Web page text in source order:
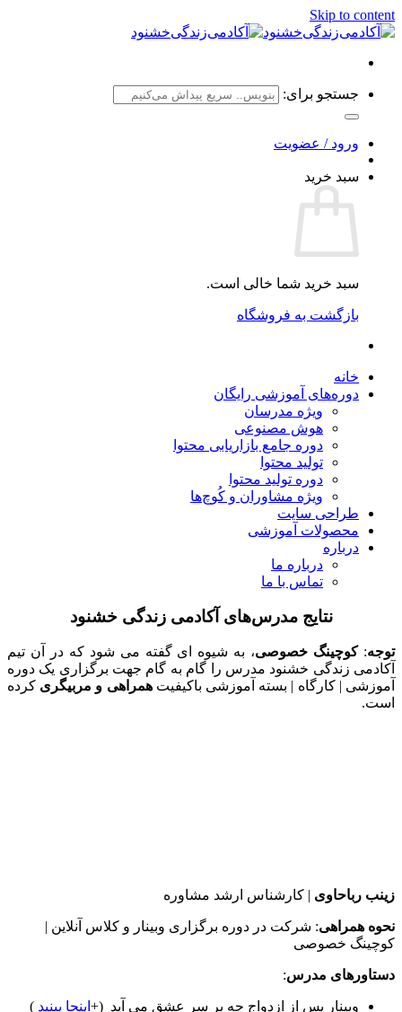
Skip to content
جستجو برای:
ورود / عضویت
سبد خرید
سبد خرید شما خالی است.
بازگشت به فروشگاه
خانه
دوره‌های آموزشی رایگان
ویژه مدرسان
هوش مصنوعی
دوره جامع بازاریابی محتوا
تولید محتوا
دوره تولید محتوا
ویژه مشاوران و کُوچ‌ها
طراحی سایت
محصولات آموزشی
درباره
درباره ما
تماس با ما
نتایج مدرس‌های آکادمی زندگی خشنود
توجه:کوچینگ خصوصی، به شیوه ای گفته می شود که در آن تیم
آکادمی زندگی خشنود مدرس را گام به گام جهت برگزاری یک دوره
آموزشی | کارگاه | بسته آموزشی باکیفیتهمراهی و مربیگری کرده
است.
زینب رباحاوی | کارشناس ارشد مشاوره
نحوه همراهی: شرکت در دوره برگزاری وبینار و کلاس آنلاین |
کوچینگ خصوصی
دستاورهای مدرس:
وبینار پس از ازدواج چه بر سر عشق می آید (+ اینجا ببنید )